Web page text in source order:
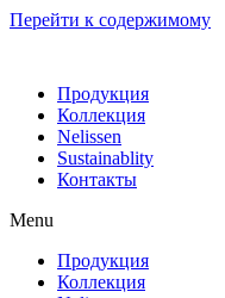
Перейти к содержимому
Продукция
Коллекция
Nelissen
Sustainablity
Контакты
Menu
Продукция
Коллекция